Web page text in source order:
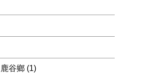
鹿谷鄉 (1)